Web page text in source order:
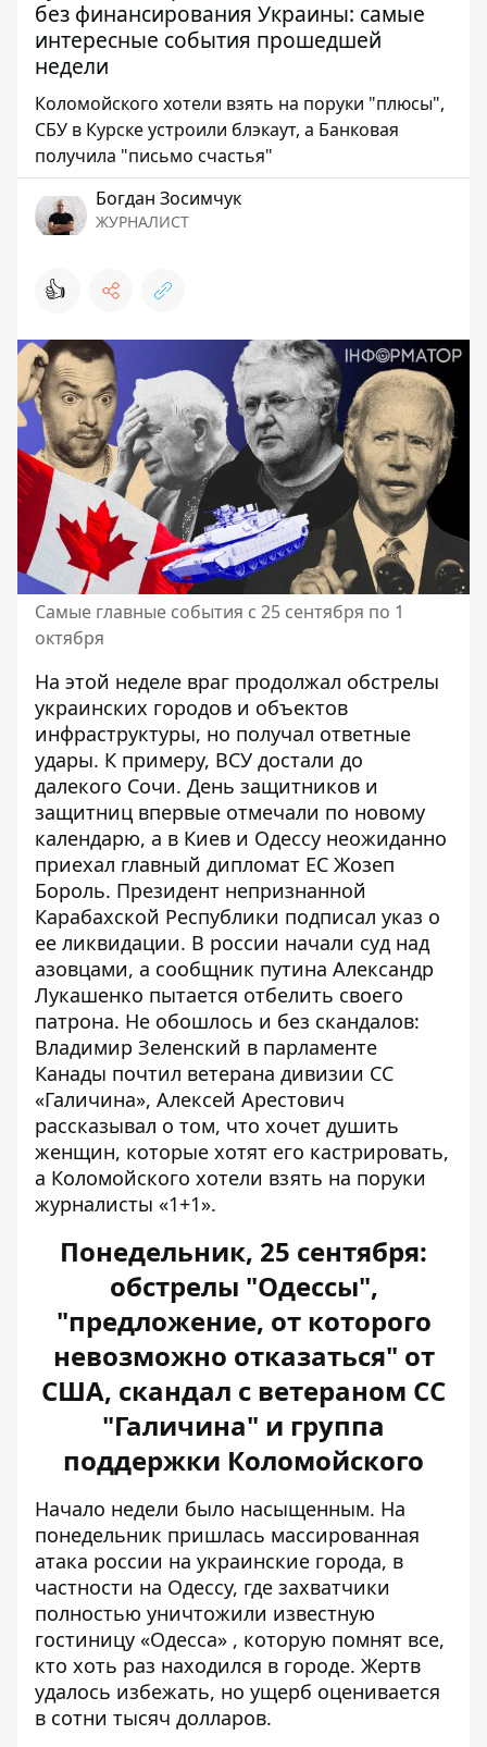
без финансирования Украины: самые
интересные события прошедшей
недели
Коломойского хотели взять на поруки "плюсы",
СБУ в Курске устроили блэкаут, а Банковая
получила "письмо счастья"
Богдан Зосимчук
ЖУРНАЛИСТ
👍
Самые главные события с 25 сентября по 1
октября
На этой неделе враг продолжал обстрелы
украинских городов и объектов
инфраструктуры, но получал ответные
удары. К примеру, ВСУ достали до
далекого Сочи. День защитников и
защитниц впервые отмечали по новому
календарю, а в Киев и Одессу неожиданно
приехал главный дипломат ЕС Жозеп
Бороль. Президент непризнанной
Карабахской Республики подписал указ о
ее ликвидации. В россии начали суд над
азовцами, а сообщник путина Александр
Лукашенко пытается отбелить своего
патрона. Не обошлось и без скандалов:
Владимир Зеленский в парламенте
Канады почтил ветерана дивизии СС
«Галичина», Алексей Арестович
рассказывал о том, что хочет душить
женщин, которые хотят его кастрировать,
а Коломойского хотели взять на поруки
журналисты «1+1».
Понедельник, 25 сентября:
обстрелы "Одессы",
"предложение, от которого
невозможно отказаться" от
США, скандал с ветераном СС
"Галичина" и группа
поддержки Коломойского
Начало недели было насыщенным. На
понедельник пришлась массированная
атака россии на украинские города, в
частности на Одессу, где захватчики
полностью уничтожили известную
гостиницу «Одесса» , которую помнят все,
кто хоть раз находился в городе. Жертв
удалось избежать, но ущерб оценивается
в сотни тысяч долларов.